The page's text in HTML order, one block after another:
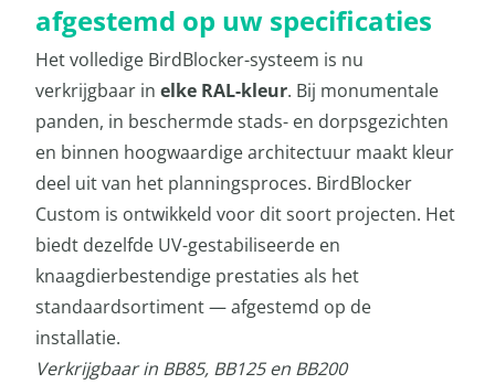
afgestemd op uw specificaties
Het volledige BirdBlocker-systeem is nu
verkrijgbaar in elke RAL-kleur. Bij monumentale
panden, in beschermde stads- en dorpsgezichten
en binnen hoogwaardige architectuur maakt kleur
deel uit van het planningsproces. BirdBlocker
Custom is ontwikkeld voor dit soort projecten. Het
biedt dezelfde UV-gestabiliseerde en
knaagdierbestendige prestaties als het
standaardsortiment — afgestemd op de
installatie.
Verkrijgbaar in BB85, BB125 en BB200